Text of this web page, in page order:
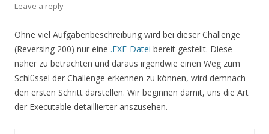
Leave a reply
Ohne viel Aufgabenbeschreibung wird bei dieser Challenge
(Reversing 200) nur eine .EXE-Datei bereit gestellt. Diese
näher zu betrachten und daraus irgendwie einen Weg zum
Schlüssel der Challenge erkennen zu können, wird demnach
den ersten Schritt darstellen. Wir beginnen damit, uns die Art
der Executable detaillierter anszusehen.